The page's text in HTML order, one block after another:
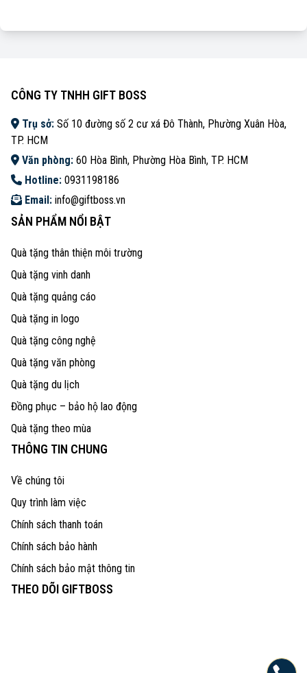
CÔNG TY TNHH GIFT BOSS
Trụ sở: Số 10 đường số 2 cư xá Đô Thành, Phường Xuân Hòa,
TP. HCM
Văn phòng: 60 Hòa Bình, Phường Hòa Bình, TP. HCM
Hotline: 0931198186
Email: info@giftboss.vn
SẢN PHẨM NỔI BẬT
Quà tặng thân thiện môi trường
Quà tặng vinh danh
Quà tặng quảng cáo
Quà tặng in logo
Quà tặng công nghệ
Quà tặng văn phòng
Quà tặng du lịch
Đồng phục – bảo hộ lao động
Quà tặng theo mùa
THÔNG TIN CHUNG
Về chúng tôi
Quy trình làm việc
Chính sách thanh toán
Chính sách bảo hành
Chính sách bảo mật thông tin
THEO DÕI GIFTBOSS